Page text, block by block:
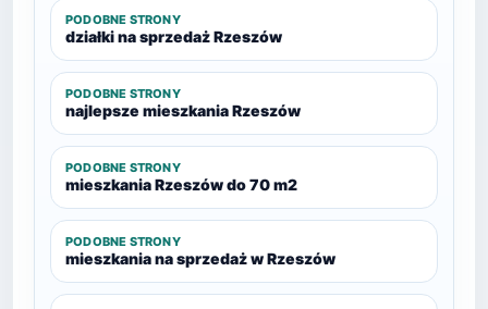
PODOBNE STRONY
działki na sprzedaż Rzeszów
PODOBNE STRONY
najlepsze mieszkania Rzeszów
PODOBNE STRONY
mieszkania Rzeszów do 70 m2
PODOBNE STRONY
mieszkania na sprzedaż w Rzeszów